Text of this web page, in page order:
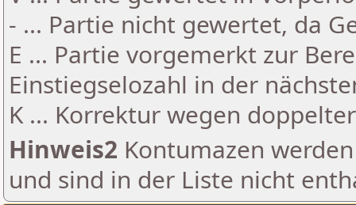
- ... Partie nicht gewertet, da
E ... Partie vorgemerkt zur
Einstiegselozahl in der
K ... Korrektur wegen
Hinweis2 Kontumazen
und sind in der Liste nicht